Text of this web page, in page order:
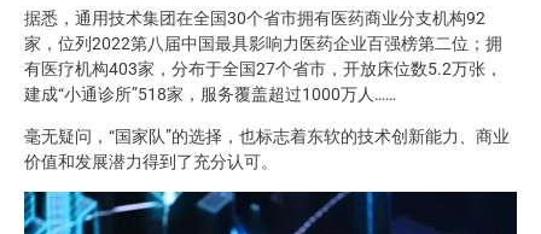
据悉，通用技术集团在全国30个省市拥有医药商业分支机构92
家，位列2022第八届中国最具影响力医药企业百强榜第二位；拥
有医疗机构403家，分布于全国27个省市，开放床位数5.2万张，
建成“小通诊所”518家，服务覆盖超过1000万人……
毫无疑问，“国家队”的选择，也标志着东软的技术创新能力、商业
价值和发展潜力得到了充分认可。